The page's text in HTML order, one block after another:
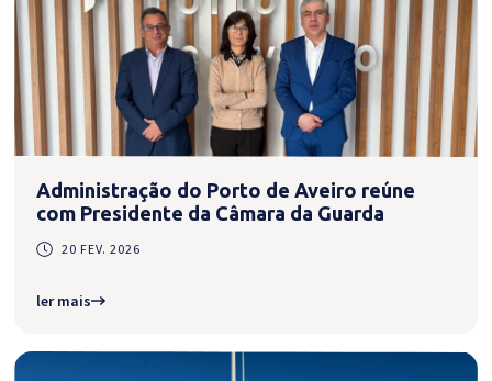
Administração do Porto de Aveiro reúne
com Presidente da Câmara da Guarda
20 FEV. 2026
ler mais